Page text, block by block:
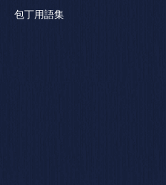
包丁用語集